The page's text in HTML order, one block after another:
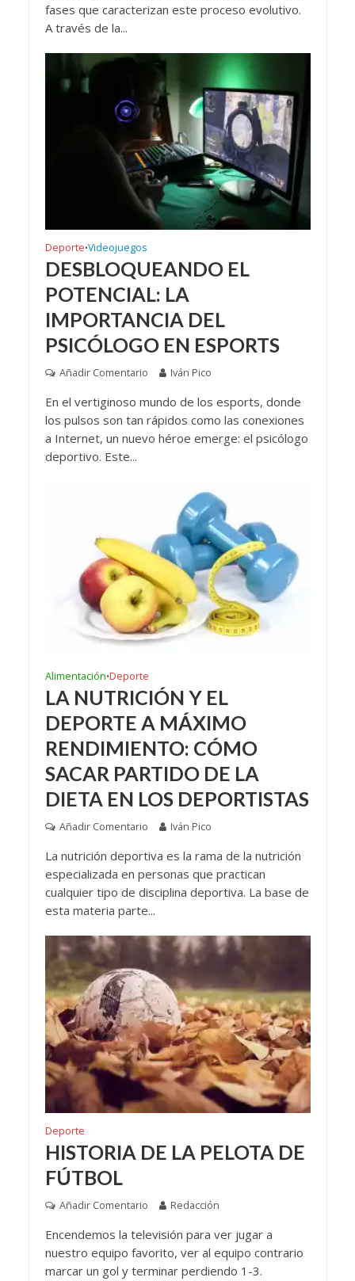
fases que caracterizan este proceso evolutivo.
A través de la...
Deporte•Videojuegos
DESBLOQUEANDO EL
POTENCIAL: LA
IMPORTANCIA DEL
PSICÓLOGO EN ESPORTS
Añadir Comentario Iván Pico
En el vertiginoso mundo de los esports, donde
los pulsos son tan rápidos como las conexiones
a Internet, un nuevo héroe emerge: el psicólogo
deportivo. Este...
Alimentación•Deporte
LA NUTRICIÓN Y EL
DEPORTE A MÁXIMO
RENDIMIENTO: CÓMO
SACAR PARTIDO DE LA
DIETA EN LOS DEPORTISTAS
Añadir Comentario Iván Pico
La nutrición deportiva es la rama de la nutrición
especializada en personas que practican
cualquier tipo de disciplina deportiva. La base de
esta materia parte...
Deporte
HISTORIA DE LA PELOTA DE
FÚTBOL
Añadir Comentario Redacción
Encendemos la televisión para ver jugar a
nuestro equipo favorito, ver al equipo contrario
marcar un gol y terminar perdiendo 1-3.